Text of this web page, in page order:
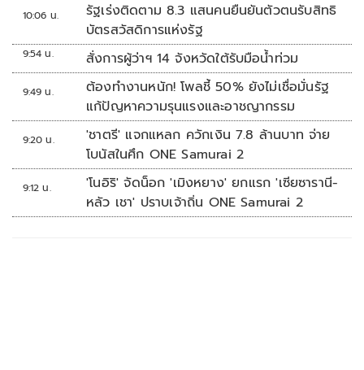
10:06 น.
รัฐเร่งติดตาม 8.3 แสนคนยืนยันตัวตนรับสิทธิ
บัตรสวัสดิการแห่งรัฐ
9:54 น. สั่งการผู้ว่าฯ 14 จังหวัดใต้รับมือน้ำท่วม
9:49 น.
ต้องทำงานหนัก! โพลชี้ 50% ยังไม่เชื่อมั่นรัฐ
แก้ปัญหาความรุนแรงและอาชญากรรม
9:20 น.
'ชาตรี' แจกแหลก ควักเงิน 7.8 ล้านบาท จ่าย
โบนัสในศึก ONE Samurai 2
9:12 น.
'โนอิริ' จัดน็อก 'เมิงหยาง' ยกแรก 'เซียซารานี-
หลัว เชา' ปราบเจ้าถิ่น ONE Samurai 2